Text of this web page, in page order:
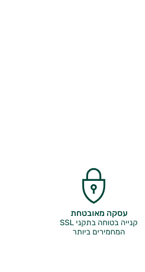
עסקה מאובטחת
קנייה בטוחה בתקני SSL
המחמירים ביותר